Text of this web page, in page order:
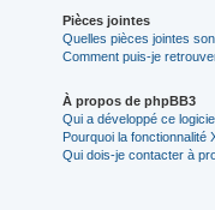
Pièces jointes
Quelles pièces jointes
Comment puis-je
À propos de phpBB3
Qui a développé ce
Pourquoi la fonctionnalité
Qui dois-je contacter à